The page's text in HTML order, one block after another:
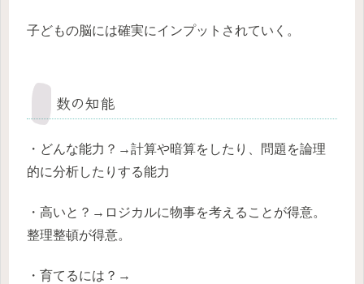
子どもの脳には確実にインプットされていく。
数の知能
・どんな能力？→計算や暗算をしたり、問題を論理
的に分析したりする能力
・高いと？→ロジカルに物事を考えることが得意。
整理整頓が得意。
・育てるには？→